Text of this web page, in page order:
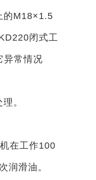
的M18×1.5
闭式工
异常情况
。
在工作100
润滑油。